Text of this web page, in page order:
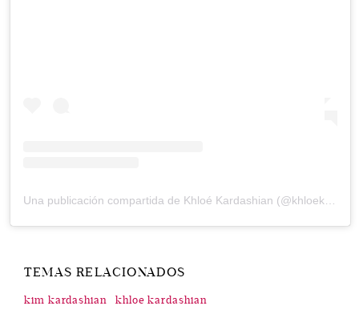
TEMAS RELACIONADOS
kim kardashian khloe kardashian